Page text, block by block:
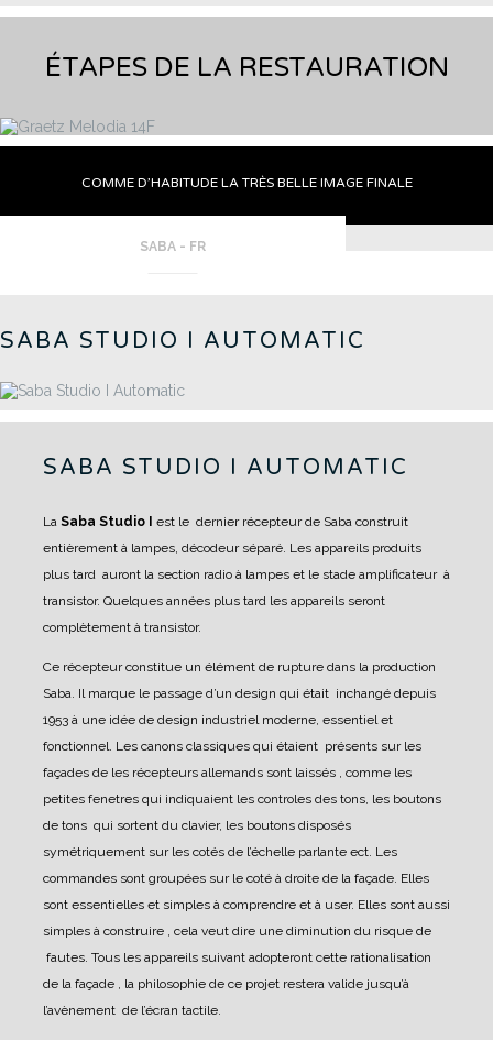
ÉTAPES DE LA RESTAURATION
COMME D’HABITUDE LA TRÈS BELLE IMAGE FINALE
SABA - FR
SABA STUDIO I AUTOMATIC
SABA STUDIO I AUTOMATIC
La Saba Studio I est le dernier récepteur de Saba construit
entièrement à lampes, décodeur séparé. Les appareils produits
plus tard auront la section radio à lampes et le stade amplificateur à
transistor. Quelques années plus tard les appareils seront
complètement à transistor.
Ce récepteur constitue un élément de rupture dans la production
Saba. Il marque le passage d’un design qui était inchangé depuis
1953 à une idée de design industriel moderne, essentiel et
fonctionnel. Les canons classiques qui étaient présents sur les
façades de les récepteurs allemands sont laissés , comme les
petites fenetres qui indiquaient les controles des tons, les boutons
de tons qui sortent du clavier, les boutons disposés
symétriquement sur les cotés de l’échelle parlante ect. Les
commandes sont groupées sur le coté à droite de la façade. Elles
sont essentielles et simples à comprendre et à user. Elles sont aussi
simples à construire , cela veut dire une diminution du risque de
fautes. Tous les appareils suivant adopteront cette rationalisation
de la façade , la philosophie de ce projet restera valide jusqu’à
l’avènement de l’écran tactile.